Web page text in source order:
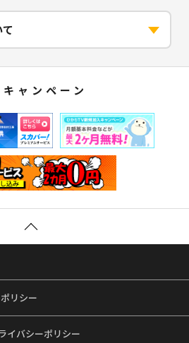
ャンペーン
リシー
イバシーポリシー